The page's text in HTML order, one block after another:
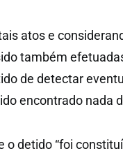
atos e
também
de detectar
encontrado nada
o detido “foi